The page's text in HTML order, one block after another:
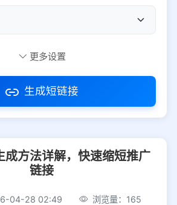
电商平台
更多设置
生成短链接
成方法详解，快速缩短推广
链接
04-28 02:49
浏览量：165